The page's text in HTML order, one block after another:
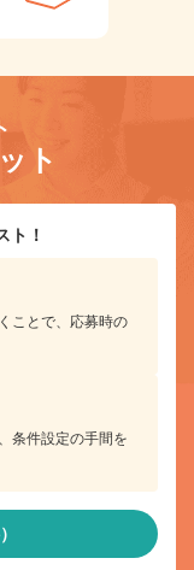
ト
ト！
ことで、応募時の
条件設定の手間を